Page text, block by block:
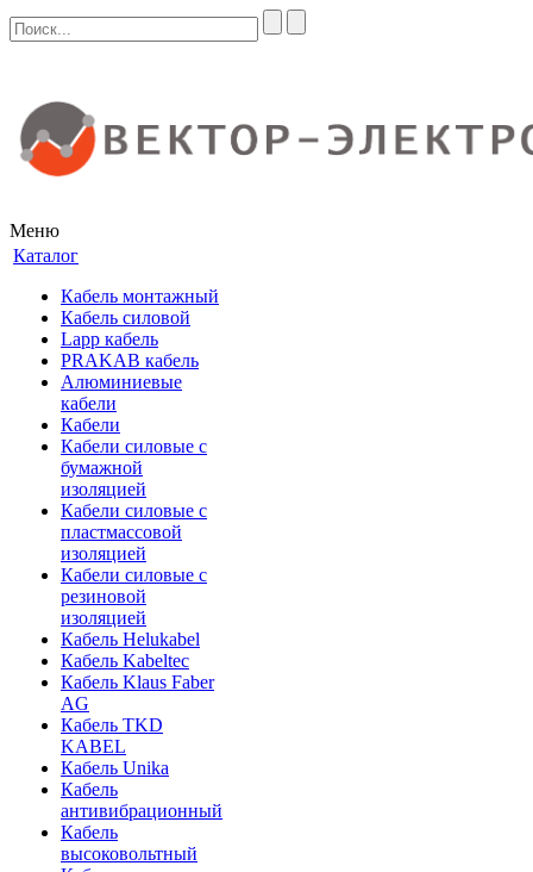
Меню
Каталог
Кабель монтажный
Кабель силовой
Lapp кабель
PRAKAB кабель
Алюминиевые
кабели
Кабели
Кабели силовые с
бумажной
изоляцией
Кабели силовые с
пластмассовой
изоляцией
Кабели силовые с
резиновой
изоляцией
Кабель Helukabel
Кабель Kabeltec
Кабель Klaus Faber
AG
Кабель TKD
KABEL
Кабель Unika
Кабель
антивибрационный
Кабель
высоковольтный